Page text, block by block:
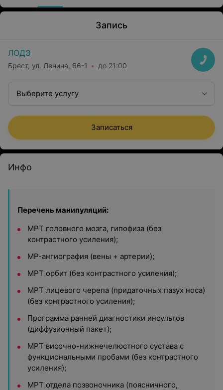
Запись
ЛОДЭ
Брест, ул. Ленина, 66-1 до 21:00
Выберите услугу
Записаться
Инфо
Перечень манипуляций:
МРТ головного мозга, гипофиза (без
контрастного усиления);
МР-ангиография (вены + артерии);
МРТ орбит (без контрастного усиления);
МРТ лицевого черепа (придаточных пазух носа)
(без контрастного усиления);
Программа ранней диагностики инсультов
(диффузионный пакет);
МРТ височно-нижнечелюстного сустава с
функциональными пробами (без контрастного
усиления);
МРТ отдела позвоночника (поясничного,